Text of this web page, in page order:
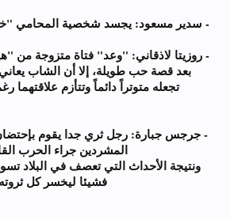
- سدير مسعود: يجسد شخصية المحامي
- روزيتا لاذقاني: "وعد" فتاة متزوجة من
بعد قصة حب طويلة، إلا أن الشاب
تجعله متوتراً دائماً وتتأزم علاقتهما
- جرجس جبارة: رجل ثري جدا يقوم
المشردين جراء الحرب
ونتيجة الأحداث التي تعصف في البلاد
فشيئا ليخسر كل ثروته